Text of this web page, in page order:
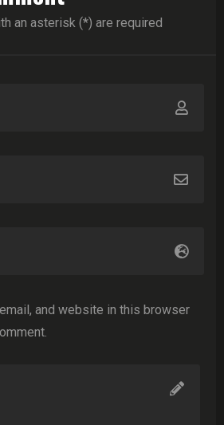
an asterisk (*) are required
and website in this browser